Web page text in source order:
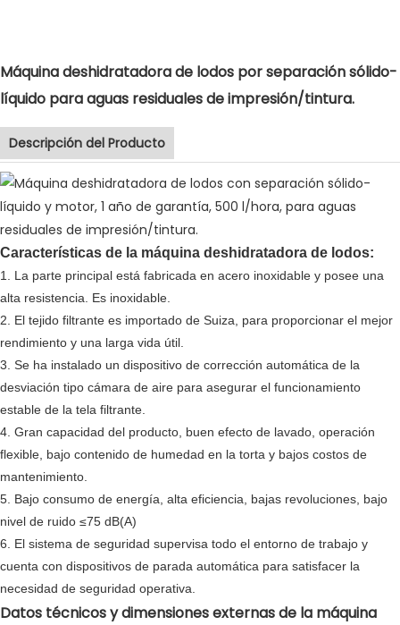
Máquina deshidratadora de lodos por separación sólido-
líquido para aguas residuales de impresión/tintura.
Descripción del Producto
Características de la máquina deshidratadora de lodos:
1. La parte principal está fabricada en acero inoxidable y posee una
alta resistencia. Es inoxidable.
2. El tejido filtrante es importado de Suiza, para proporcionar el mejor
rendimiento y una larga vida útil.
3. Se ha instalado un dispositivo de corrección automática de la
desviación tipo cámara de aire para asegurar el funcionamiento
estable de la tela filtrante.
4. Gran capacidad del producto, buen efecto de lavado, operación
flexible, bajo contenido de humedad en la torta y bajos costos de
mantenimiento.
5. Bajo consumo de energía, alta eficiencia, bajas revoluciones, bajo
nivel de ruido ≤75 dB(A)
6. El sistema de seguridad supervisa todo el entorno de trabajo y
cuenta con dispositivos de parada automática para satisfacer la
necesidad de seguridad operativa.
Datos técnicos y dimensiones externas de la máquina